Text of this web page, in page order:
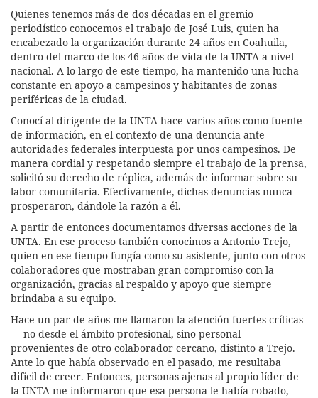
Quienes tenemos más de dos décadas en el gremio
periodístico conocemos el trabajo de José Luis, quien ha
encabezado la organización durante 24 años en Coahuila,
dentro del marco de los 46 años de vida de la UNTA a nivel
nacional. A lo largo de este tiempo, ha mantenido una lucha
constante en apoyo a campesinos y habitantes de zonas
periféricas de la ciudad.
Conocí al dirigente de la UNTA hace varios años como fuente
de información, en el contexto de una denuncia ante
autoridades federales interpuesta por unos campesinos. De
manera cordial y respetando siempre el trabajo de la prensa,
solicitó su derecho de réplica, además de informar sobre su
labor comunitaria. Efectivamente, dichas denuncias nunca
prosperaron, dándole la razón a él.
A partir de entonces documentamos diversas acciones de la
UNTA. En ese proceso también conocimos a Antonio Trejo,
quien en ese tiempo fungía como su asistente, junto con otros
colaboradores que mostraban gran compromiso con la
organización, gracias al respaldo y apoyo que siempre
brindaba a su equipo.
Hace un par de años me llamaron la atención fuertes críticas
— no desde el ámbito profesional, sino personal —
provenientes de otro colaborador cercano, distinto a Trejo.
Ante lo que había observado en el pasado, me resultaba
difícil de creer. Entonces, personas ajenas al propio líder de
la UNTA me informaron que esa persona le había robado,